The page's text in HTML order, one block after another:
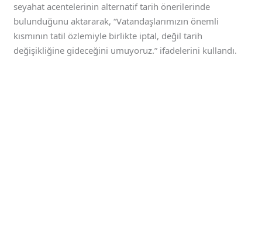
seyahat acentelerinin alternatif tarih önerilerinde
bulunduğunu aktararak, “Vatandaşlarımızın önemli
kısmının tatil özlemiyle birlikte iptal, değil tarih
değişikliğine gideceğini umuyoruz.” ifadelerini kullandı.